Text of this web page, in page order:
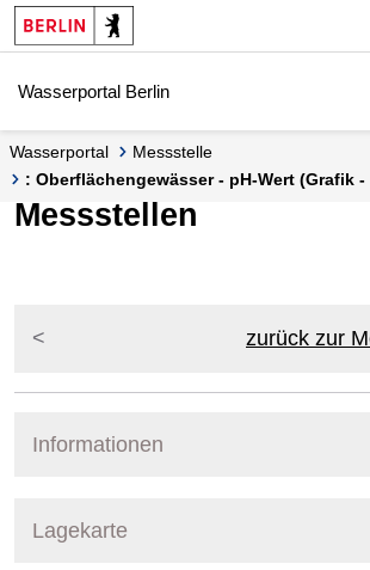
Springe zur Navigation
Springe zum Inhalt
Wasserportal Berlin
Wasserportal
Messstelle
: Oberflächengewässer - pH-Wert (Grafik -
Messstellen
zurück zur
Informationen
Lagekarte